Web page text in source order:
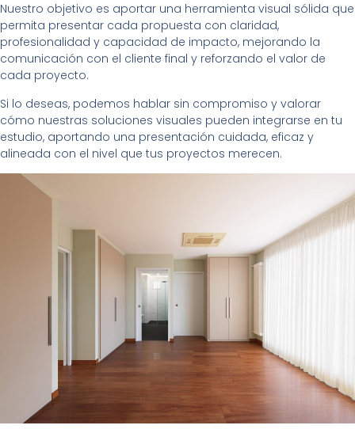
Nuestro objetivo es aportar una herramienta visual sólida que
permita presentar cada propuesta con claridad,
profesionalidad y capacidad de impacto, mejorando la
comunicación con el cliente final y reforzando el valor de
cada proyecto.
Si lo deseas, podemos hablar sin compromiso y valorar
cómo nuestras soluciones visuales pueden integrarse en tu
estudio, aportando una presentación cuidada, eficaz y
alineada con el nivel que tus proyectos merecen.